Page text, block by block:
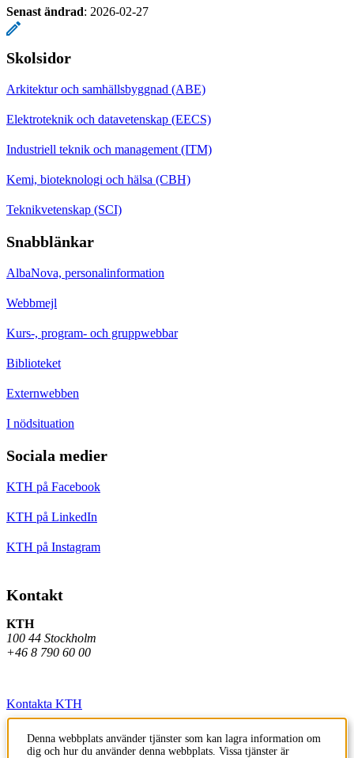
Senast ändrad: 2026-02-27
Skolsidor
Arkitektur och samhällsbyggnad (ABE)
Elektroteknik och datavetenskap (EECS)
Industriell teknik och management (ITM)
Kemi, bioteknologi och hälsa (CBH)
Teknikvetenskap (SCI)
Snabblänkar
AlbaNova, personalinformation
Webbmejl
Kurs-, program- och gruppwebbar
Biblioteket
Externwebben
I nödsituation
Sociala medier
KTH på Facebook
KTH på LinkedIn
KTH på Instagram
Kontakt
KTH
100 44 Stockholm
+46 8 790 60 00
Kontakta KTH
Jobba på KTH
Denna webbplats använder tjänster som kan lagra information om
dig och hur du använder denna webbplats. Vissa tjänster är